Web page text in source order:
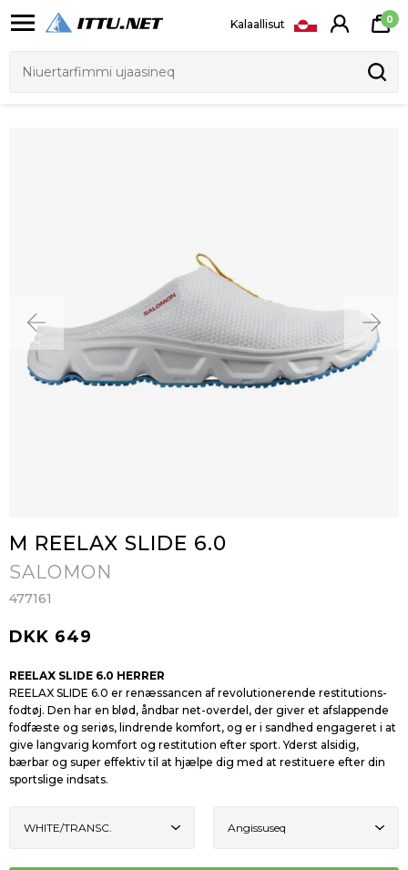
Kalaallisut 0
M REELAX SLIDE 6.0
SALOMON
477161
DKK 649
REELAX SLIDE 6.0 HERRER
REELAX SLIDE 6.0 er renæssancen af revolutionerende restitutions-
fodtøj. Den har en blød, åndbar net-overdel, der giver et afslappende
fodfæste og seriøs, lindrende komfort, og er i sandhed engageret i at
give langvarig komfort og restitution efter sport. Yderst alsidig,
bærbar og super effektiv til at hjælpe dig med at restituere efter din
sportslige indsats.